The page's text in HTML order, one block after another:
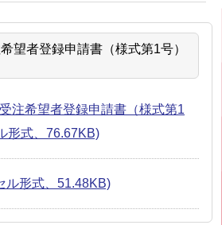
望者登録申請書（様式第1号）
注希望者登録申請書（様式第1
形式、76.67KB)
ル形式、51.48KB)